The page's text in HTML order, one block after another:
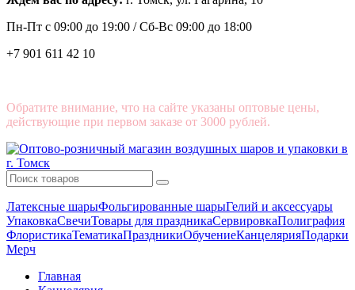
Пн-Пт с 09:00 до 19:00 /Сб-Вс 09:00 до 18:00
+7 901 611 42 10
Обратите внимание, что на сайте указаны оптовые цены,
действующие при первом заказе от 3000 рублей.
Латексные шарыФольгированные шарыГелий и аксессуары
УпаковкаСвечиТовары для праздникаСервировкаПолиграфия
ФлористикаТематикаПраздникиОбучениеКанцелярияПодарки
Мерч
Главная